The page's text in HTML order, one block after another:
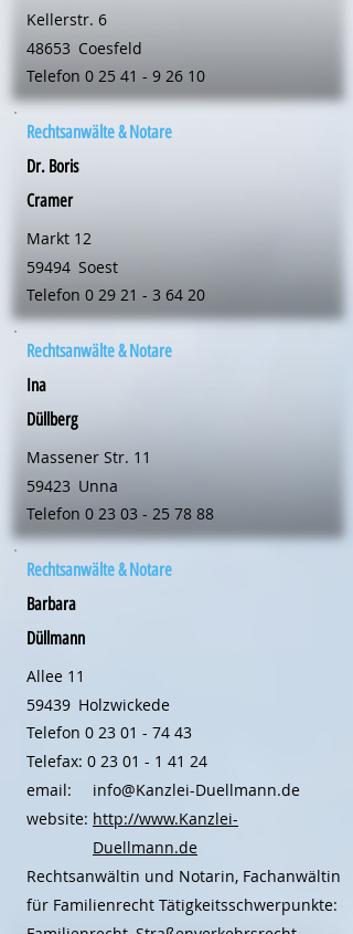
Kellerstr. 6
48653 Coesfeld
Telefon 0 25 41 - 9 26 10
Rechtsanwälte & Notare
Dr. Boris
Cramer
Markt 12
59494 Soest
Telefon 0 29 21 - 3 64 20
Rechtsanwälte & Notare
Ina
Düllberg
Massener Str. 11
59423 Unna
Telefon 0 23 03 - 25 78 88
Rechtsanwälte & Notare
Barbara
Düllmann
Allee 11
59439 Holzwickede
Telefon 0 23 01 - 74 43
Telefax: 0 23 01 - 1 41 24
email:
website:
info@Kanzlei-Duellmann.de
http://www.Kanzlei-
Duellmann.de
Rechtsanwältin und Notarin, Fachanwältin
für Familienrecht Tätigkeitsschwerpunkte: